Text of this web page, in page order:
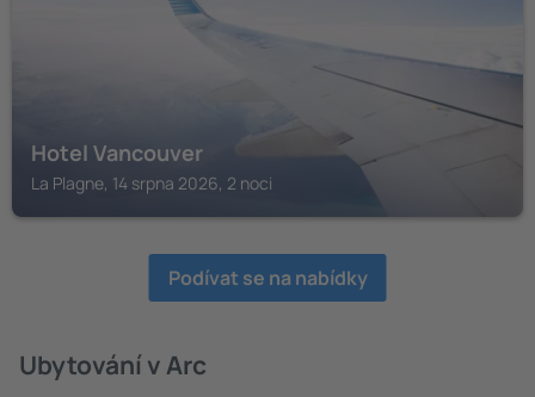
Hotel Vancouver
La Plagne, 14 srpna 2026, 2 noci
Podívat se na nabídky
Ubytování v Arc